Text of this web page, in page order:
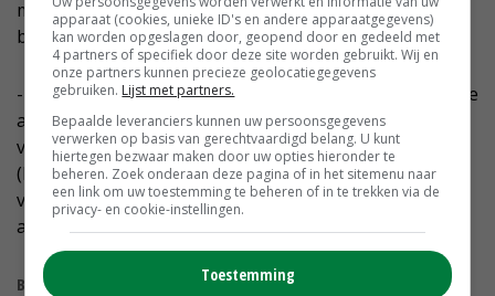
moet de NVWA wel en niet meer moet doen en welk
budget hoort daarbij?
-Een nieuwe mechaniseringsslag en robotisering om de
afhankelijkheid van arbeid in de agrarische sector te
verminderen. Investeer in research en development
(R&D) en zet een taskforce op die in kaart brengt hoe
verdergaande (robot)technologie knelpunten in het
arbeidstekort kan oplossen.
Bekijk meer over:
apparaat (cookies, unieke ID's en andere apparaatgegevens)
kan worden opgeslagen door, geopend door en gedeeld met
4 partners of specifiek door deze site worden gebruikt. Wij en
onze partners kunnen precieze geolocatiegegevens
gebruiken. Lijst met partners.
Bepaalde leveranciers kunnen uw persoonsgegevens
verwerken op basis van gerechtvaardigd belang. U kunt
hiertegen bezwaar maken door uw opties hieronder te
beheren. Zoek onderaan deze pagina of in het sitemenu naar
een link om uw toestemming te beheren of in te trekken via de
privacy- en cookie-instellingen.
Toestemming